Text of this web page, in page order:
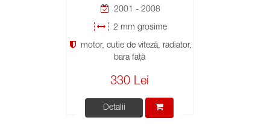
2001 - 2008
2 mm grosime
motor, cutie de viteză, radiator,
bara față
330 Lei
Detalii